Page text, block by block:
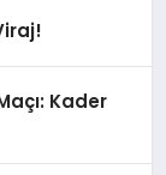
Kader